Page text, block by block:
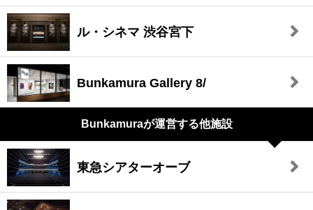
ル・シネマ 渋谷宮下
Bunkamura Gallery 8/
Bunkamuraが運営する他施設
東急シアターオーブ